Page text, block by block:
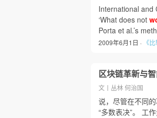
International and
‘What does not
Porta et al.’s
2009年6月1日 · 《
区块链革新与
文丨丛林 何治国
说，尽管在不同
“多数表决”。 工